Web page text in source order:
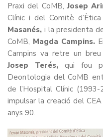
Praxi del CoMB,Josep
Clínic i del Comitè
Masanés, i la presidenta
CoMB, Magda Campins.
Campins va retre un
Josep Terés, qui fou
Deontologia del CoMB
de l’Hospital Clínic
impulsar la creació del
anys 90.